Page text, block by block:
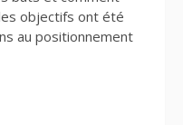
objectifs ont été
au positionnement